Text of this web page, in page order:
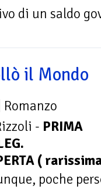
di un saldo
il Mondo
| Romanzo
- PRIMA
(
poche